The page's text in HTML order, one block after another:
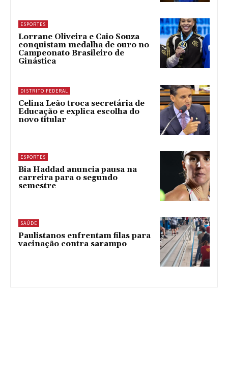
ESPORTES
Lorrane Oliveira e Caio Souza
conquistam medalha de ouro no
Campeonato Brasileiro de
Ginástica
DISTRITO FEDERAL
Celina Leão troca secretária de
Educação e explica escolha do
novo titular
ESPORTES
Bia Haddad anuncia pausa na
carreira para o segundo
semestre
SAÚDE
Paulistanos enfrentam filas para
vacinação contra sarampo